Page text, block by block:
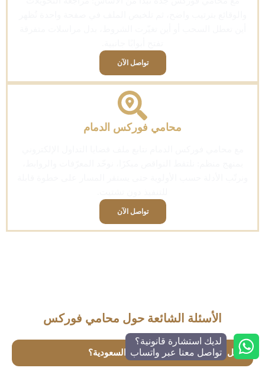
تواصل الآن
محامي فوركس الدمام
تواصل الآن
الأسئلة الشائعة حول محامي فوركس
هل تداول الفوركس ممنوع في السعودية؟
لديك استشارة قانونية؟
تواصل معنا عبر واتساب